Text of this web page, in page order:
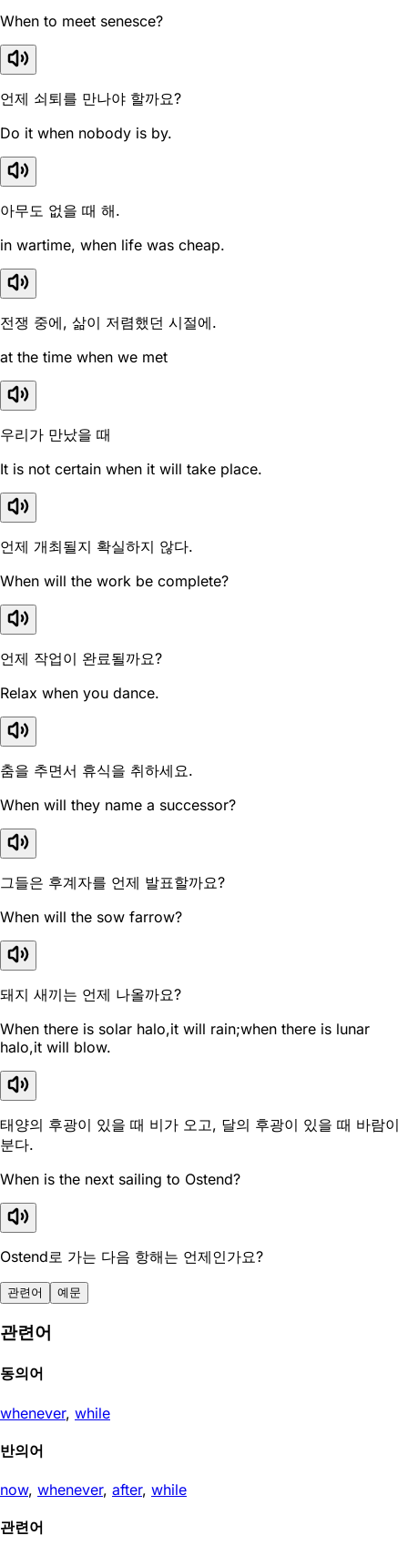
When to meet senesce?
언제 쇠퇴를 만나야 할까요?
Do it when nobody is by.
아무도 없을 때 해.
in wartime, when life was cheap.
전쟁 중에, 삶이 저렴했던 시절에.
at the time when we met
우리가 만났을 때
It is not certain when it will take place.
언제 개최될지 확실하지 않다.
When will the work be complete?
언제 작업이 완료될까요?
Relax when you dance.
춤을 추면서 휴식을 취하세요.
When will they name a successor?
그들은 후계자를 언제 발표할까요?
When will the sow farrow?
돼지 새끼는 언제 나올까요?
When there is solar halo,it will rain;when there is lunar
halo,it will blow.
태양의 후광이 있을 때 비가 오고, 달의 후광이 있을 때 바람이
분다.
When is the next sailing to Ostend?
Ostend로 가는 다음 항해는 언제인가요?
관련어 예문
관련어
동의어
whenever, while
반의어
now, whenever, after, while
관련어